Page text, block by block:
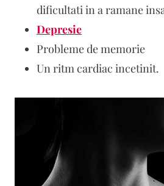
dificultati in a ramane
Depresie
Probleme de memorie
Un ritm cardiac incetinit.